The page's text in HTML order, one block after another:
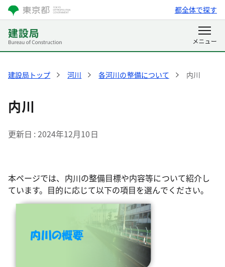
都全体で探す
建設局トップ 河川 各河川の整備について 内川
内川
更新日 2024年12月10日
本ページでは、内川の整備目標や内容等について紹介し
ています。目的に応じて以下の項目を選んでください。